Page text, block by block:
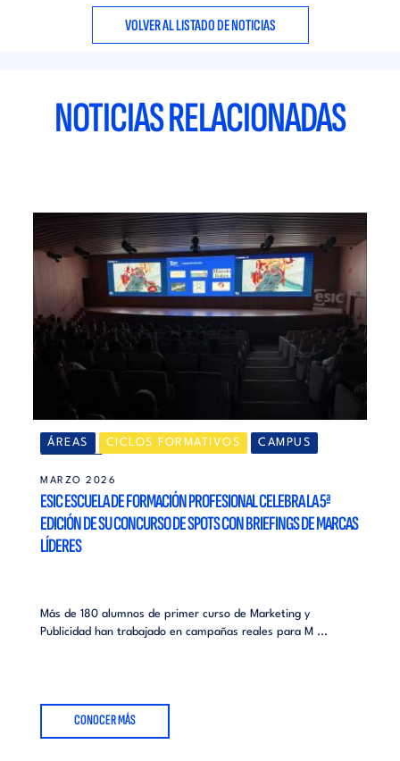
VOLVER AL LISTADO DE NOTICIAS
NOTICIAS RELACIONADAS
ÁREAS CICLOS FORMATIVOS
CAMPUS
MARZO 2026
ESIC ESCUELA DE FORMACIÓN PROFESIONAL CELEBRA LA 5ª
EDICIÓN DE SU CONCURSO DE SPOTS CON BRIEFINGS DE MARCAS
LÍDERES
Más de 180 alumnos de primer curso de Marketing y
Publicidad han trabajado en campañas reales para M ...
CONOCER MÁS